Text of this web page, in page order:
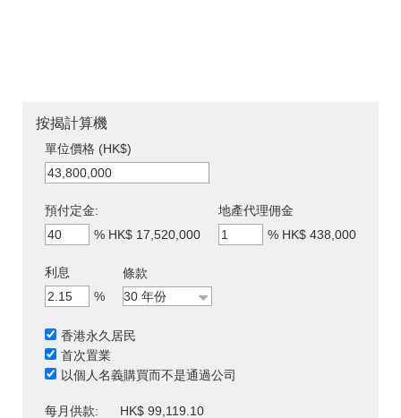
按揭計算機
單位價格 (HK$)
預付定金:
% HK$ 17,520,000
地產代理佣金
% HK$ 438,000
利息
%
條款
香港永久居民
首次置業
以個人名義購買而不是通過公司
每月供款:
HK$ 99,119.10